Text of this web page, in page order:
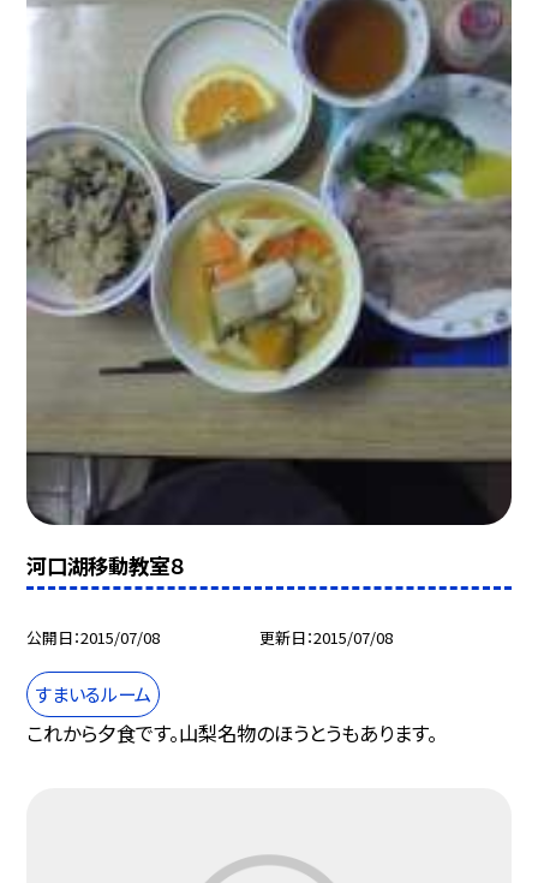
河口湖移動教室８
公開日 2015/07/08 更新日 2015/07/08
すまいるルーム
これから夕食です。山梨名物のほうとうもあります。